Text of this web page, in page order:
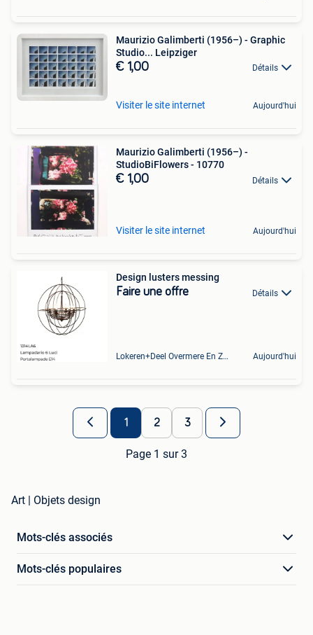
Maurizio Galimberti (1956–) - Graphic
Studio... Leipziger
€ 1,00 Détails
Visiter le site internet Aujourd'hui
Maurizio Galimberti (1956–) -
StudioBiFlowers - 10770
€ 1,00 Détails
Visiter le site internet Aujourd'hui
Design lusters messing
Faire une offre Détails
Lokeren+Deel Overmere En Zele Aujourd'hui
1 2 3
Page 1 sur 3
Art | Objets design
Mots-clés associés
Mots-clés populaires